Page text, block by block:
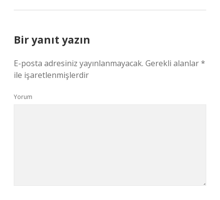
Bir yanıt yazın
E-posta adresiniz yayınlanmayacak. Gerekli alanlar*
ile işaretlenmişlerdir
Yorum